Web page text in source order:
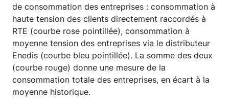
de consommation des entreprises : consommation à
haute tension des clients directement raccordés à
RTE (courbe rose pointillée), consommation à
moyenne tension des entreprises via le distributeur
Enedis (courbe bleu pointillée). La somme des deux
(courbe rouge) donne une mesure de la
consommation totale des entreprises, en écart à la
moyenne historique.